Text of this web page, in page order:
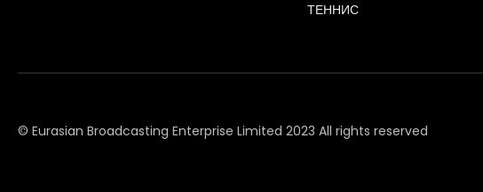
ТЕННИС
© Eurasian Broadcasting Enterprise Limited 2023 All rights reserved